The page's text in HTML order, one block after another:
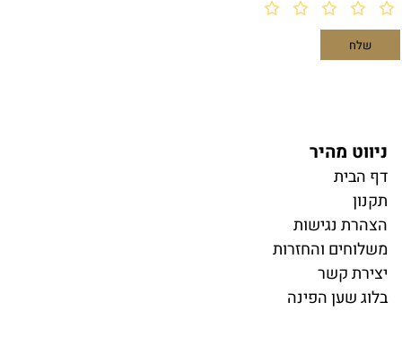
ניווט מהיר
דף הבית
תקנון
הצהרת נגישות
משלוחים והחזרות
יצירת קשר
בלוג שען הפינה